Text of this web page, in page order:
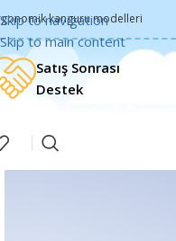
Skip to navigation
Skip to main content
kanguru modelleri
Satış Sonrası
Destek